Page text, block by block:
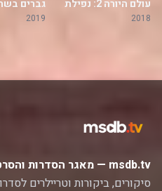
עולם היורה 2: נפילת
הממלכה
2018
גברים
2019
msdb.tv — מאגר הסדרות והסרטים המוביל בעברית.
סיקורים, ביקורות וטריילרים